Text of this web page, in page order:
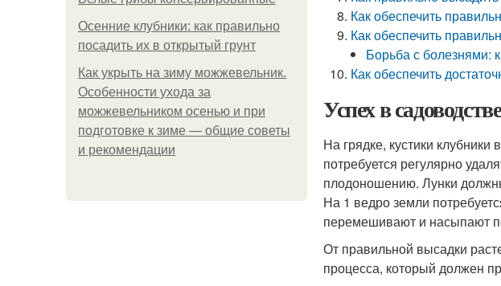
Осенние клубники: как правильно
посадить их в открытый грунт
Как укрыть на зиму можжевельник.
Особенности ухода за
можжевельником осенью и при
подготовке к зиме — общие советы
и рекомендации
Как обеспечить
Как обеспечить
Борьба с болезнями:
Как обеспечить
Успех в
На грядке, кустики
потребуется регулярно
плодоношению. Лунки
На 1 ведро земли
перемешивают и насыпают
От правильной высадки
процесса, который должен